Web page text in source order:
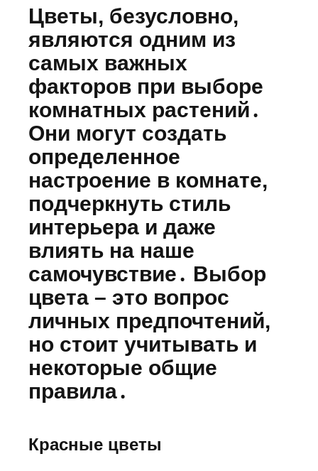
Цветы, безусловно,
являются одним из
самых важных
факторов при выборе
комнатных растений․
Они могут создать
определенное
настроение в комнате,
подчеркнуть стиль
интерьера и даже
влиять на наше
самочувствие․ Выбор
цвета – это вопрос
личных предпочтений,
но стоит учитывать и
некоторые общие
правила․
Красные цветы